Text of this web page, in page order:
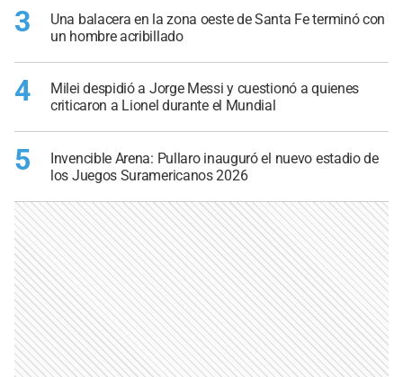
3
Una balacera en la zona oeste de Santa Fe terminó con
un hombre acribillado
4
Milei despidió a Jorge Messi y cuestionó a quienes
criticaron a Lionel durante el Mundial
5
Invencible Arena: Pullaro inauguró el nuevo estadio de
los Juegos Suramericanos 2026